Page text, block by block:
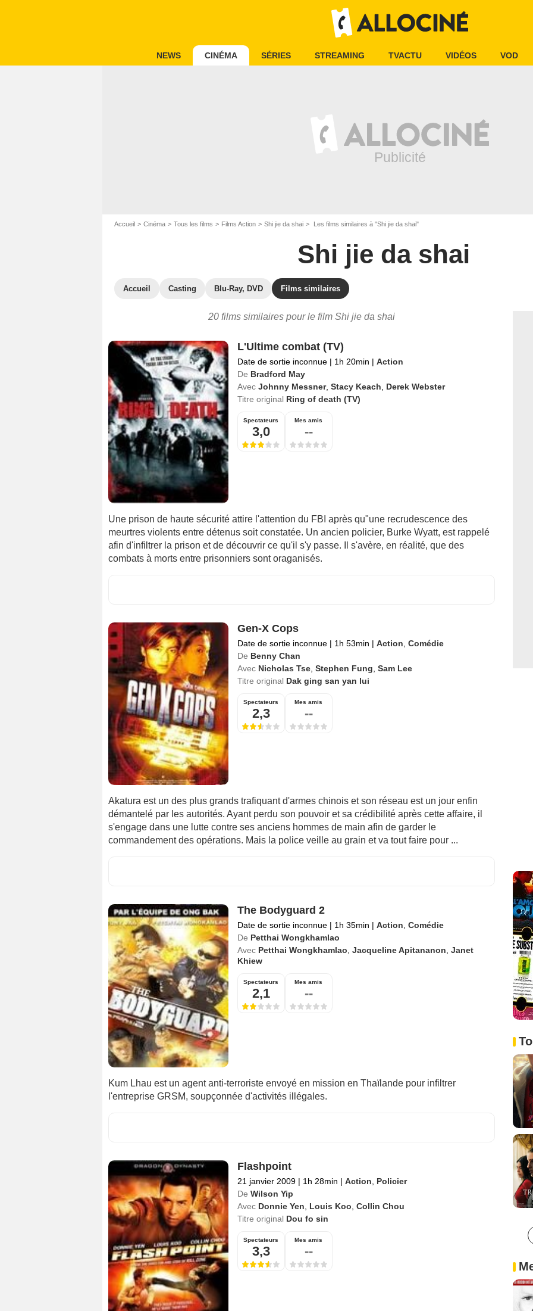
NEWS CINÉMA SÉRIES STREAMING TVACTU VIDÉOS VOD
Accueil Cinéma Tous les films Films Action Shi jie da shai Les films similaires à "Shi jie da shai"
Shi jie da shai
Accueil Casting Blu-Ray, DVD Films similaires
20 films similaires pour le film Shi jie da shai
L'Ultime combat (TV)
Date de sortie inconnue | 1h 20min | Action
De Bradford May
Avec Johnny Messner, Stacy Keach
Derek Webster
Titre original Ring of death (TV)
Spectateurs
3,0
Mes amis
--
Une prison de haute sécurité attire l'attention du FBI après qu"une recrudescence des
meurtres violents entre détenus soit constatée. Un ancien policier, Burke Wyatt, est rappelé
afin d'infiltrer la prison et de découvrir ce qu'il s'y passe. Il s'avère, en réalité, que des
combats à morts entre prisonniers sont oraganisés.
Gen-X Cops
Date de sortie inconnue | 1h 53min | Action, Comédie
De Benny Chan
Avec Nicholas Tse, Stephen Fung, Sam Lee
Titre original Dak ging san yan lui
Spectateurs
2,3
Mes amis
--
Akatura est un des plus grands trafiquant d'armes chinois et son réseau est un jour enfin
démantelé par les autorités. Ayant perdu son pouvoir et sa crédibilité après cette affaire, il
s'engage dans une lutte contre ses anciens hommes de main afin de garder le
commandement des opérations. Mais la police veille au grain et va tout faire pour ...
The Bodyguard 2
Date de sortie inconnue | 1h 35min | Action, Comédie
De Petthai Wongkhamlao
Avec Petthai Wongkhamlao, Jacqueline Apitananon, Janet
Khiew
Spectateurs
2,1
Mes amis
--
Kum Lhau est un agent anti-terroriste envoyé en mission en Thaïlande pour infiltrer
l'entreprise GRSM, soupçonnée d'activités illégales.
Flashpoint
21 janvier 2009 | 1h 28min | Action
Policier
De Wilson Yip
Avec Donnie Yen Louis Koo Collin Chou
Titre original Dou fo sin
Spectateurs
3,3
Mes amis
--